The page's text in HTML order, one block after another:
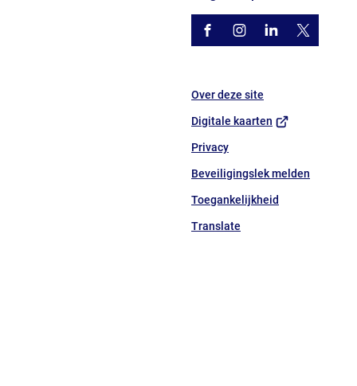
/gemhouten
(Verwijst
externe
website)
gemhouten
(Verwijst
externe
website)
gemeente-
(Verwijst
website)
(Verwijst
Over deze site
Digitale kaarten (Verwijst
externe
website)
Privacy
Beveiligingslek melden
Toegankelijkheid
Translate